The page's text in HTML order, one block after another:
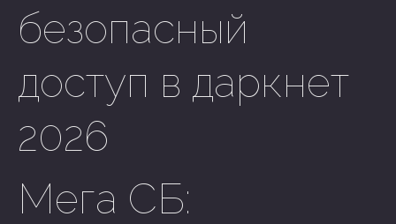
безопасный
доступ в даркнет
2026
Мега СБ: